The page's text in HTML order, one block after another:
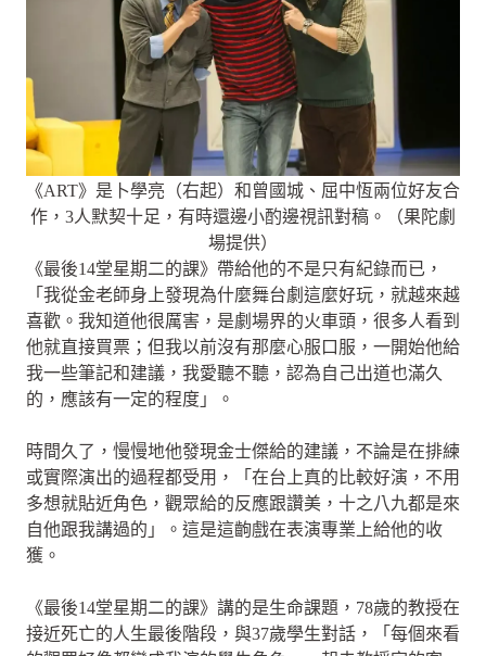
《ART》是卜學亮（右起）和曾國城、屈中恆兩位好友合
作，3人默契十足，有時還邊小酌邊視訊對稿。（果陀劇
場提供）
《最後14堂星期二的課》帶給他的不是只有紀錄而已，
「我從金老師身上發現為什麼舞台劇這麼好玩，就越來越
喜歡。我知道他很厲害，是劇場界的火車頭，很多人看到
他就直接買票；但我以前沒有那麼心服口服，一開始他給
我一些筆記和建議，我愛聽不聽，認為自己出道也滿久
的，應該有一定的程度」。
時間久了，慢慢地他發現金士傑給的建議，不論是在排練
或實際演出的過程都受用，「在台上真的比較好演，不用
多想就貼近角色，觀眾給的反應跟讚美，十之八九都是來
自他跟我講過的」。這是這齣戲在表演專業上給他的收
獲。
《最後14堂星期二的課》講的是生命課題，78歲的教授在
接近死亡的人生最後階段，與37歲學生對話，「每個來看